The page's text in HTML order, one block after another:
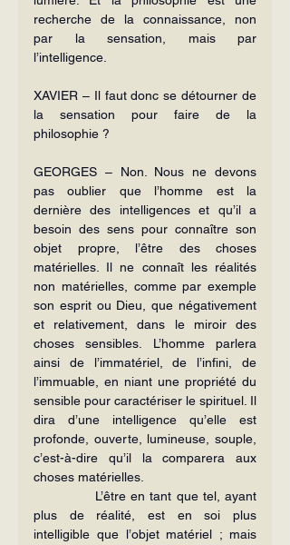
recherche de la connaissance, non
par la sensation, mais par
l’intelligence.
XAVIER – Il faut donc se détourner de
la sensation pour faire de la
philosophie ?
GEORGES – Non. Nous ne devons
pas oublier que l’homme est la
dernière des intelligences et qu’il a
besoin des sens pour connaître son
objet propre, l’être des choses
matérielles. Il ne connaît les réalités
non matérielles, comme par exemple
son esprit ou Dieu, que négativement
et relativement, dans le miroir des
choses sensibles. L’homme parlera
ainsi de l’immatériel, de l’infini, de
l’immuable, en niant une propriété du
sensible pour caractériser le spirituel. Il
dira d’une intelligence qu’elle est
profonde, ouverte, lumineuse, souple,
c’est-à-dire qu’il la comparera aux
choses matérielles.
L’être en tant que tel, ayant
plus de réalité, est en soi plus
intelligible que l’objet matériel ; mais